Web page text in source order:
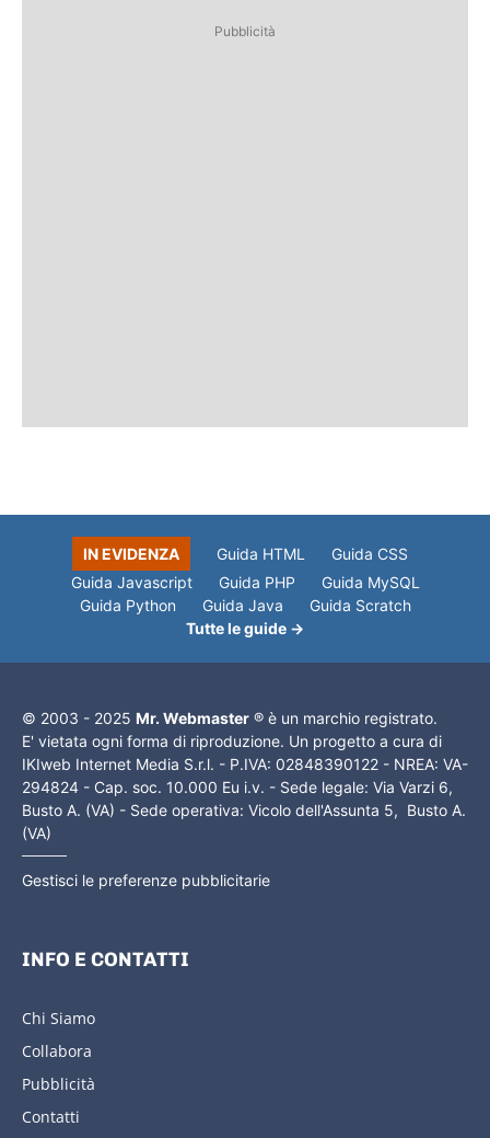
Pubblicità
IN EVIDENZA Guida HTML
Guida CSS
Guida Javascript
Guida PHP
Guida MySQL
Guida Python
Guida Java
Guida Scratch
Tutte le guide →
© 2003 - 2025 Mr. Webmaster ® è un marchio registrato.
E' vietata ogni forma di riproduzione. Un progetto a cura di
IKIweb Internet Media S.r.l. - P.IVA: 02848390122 - NREA: VA-
294824 - Cap. soc. 10.000 Eu i.v. - Sede legale: Via Varzi 6,
Busto A. (VA) - Sede operativa: Vicolo dell'Assunta 5, Busto A.
(VA)
Gestisci le preferenze pubblicitarie
INFO E CONTATTI
Chi Siamo
Collabora
Pubblicità
Contatti